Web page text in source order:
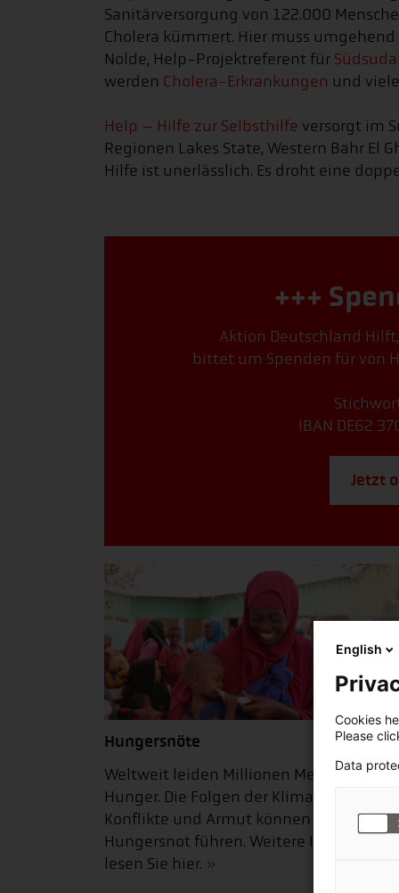
Sanitärversorgung von 122.000
Cholera kümmert. Hier muss
Nolde, Help-Projektreferent für
werden Cholera-Erkrankungen und
Help – Hilfe zur Selbsthilfe versorgt im
Regionen Lakes State, Western Bahr El
Hilfe ist unerlässlich. Es droht eine
+++
Aktion Deutschland
bittet um Spenden für von
IBAN DE62
Jetzt
Hungersnöte
Weltweit leiden Millionen Menschen
Hunger. Die Folgen der Klimakrise,
Konflikte und Armut können zu
Hungersnot führen. Weitere
lesen Sie hier.
English
Cookies
Please
Data